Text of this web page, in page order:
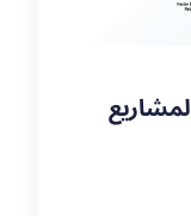
قياس عائد الاستثمار ROI لمشاريع